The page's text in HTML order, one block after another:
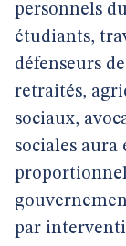
personnels
étudiants,
défenseurs
retraités,
sociaux,
sociales aura
par